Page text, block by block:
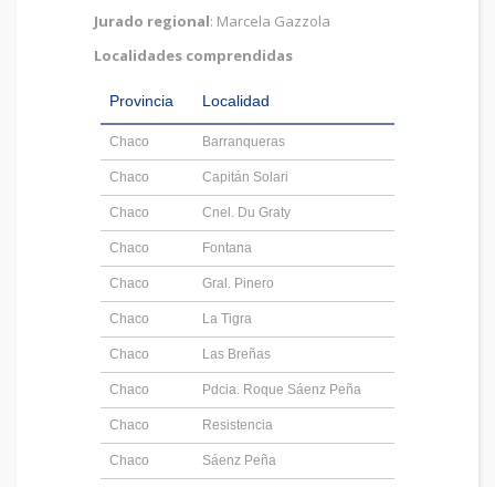
Jurado regional: Marcela Gazzola
Localidades comprendidas
Provincia Localidad
Chaco Barranqueras
Chaco Capitán Solari
Chaco Cnel. Du Graty
Chaco Fontana
Chaco Gral. Pinero
Chaco La Tigra
Chaco Las Breñas
Chaco Pdcia. Roque Sáenz Peña
Chaco Resistencia
Chaco Sáenz Peña